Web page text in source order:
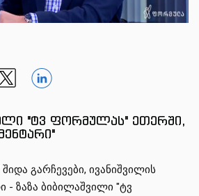
"ტვ ფორმულას" ეთერში,
გარჩევები, ივანიშვილის
- ზაზა ბიბილაშვილი "ტვ